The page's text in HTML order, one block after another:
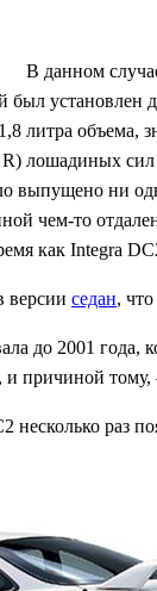
В данном
был
литра
лошадиных
выпущено ни
чем-то
как Integra
версии седан,
до 2001
причиной
несколько раз